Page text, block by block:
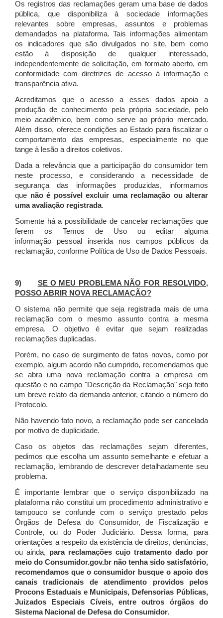
Os registros das reclamações geram uma base de dados
pública, que disponibiliza à sociedade informações
relevantes sobre empresas, assuntos e problemas
demandados na plataforma. Tais informações alimentam
os indicadores que são divulgados no site, bem como
estão à disposição de qualquer interessado,
independentemente de solicitação, em formato aberto, em
conformidade com diretrizes de acesso à informação e
transparência ativa.
Acreditamos que o acesso a esses dados apoia a
produção de conhecimento pela própria sociedade, pelo
meio acadêmico, bem como serve ao próprio mercado.
Além disso, oferece condições ao Estado para fiscalizar o
comportamento das empresas, especialmente no que
tange à lesão a direitos coletivos.
Dada a relevância que a participação do consumidor tem
neste processo, e considerando a necessidade de
segurança das informações produzidas, informamos
que não é possível excluir uma reclamação ou alterar
uma avaliação registrada.
Somente há a possibilidade de cancelar reclamações que
ferem os Temos de Uso ou editar alguma
informação pessoal inserida nos campos públicos da
reclamação, conforme Política de Uso de Dados Pessoais.
9) SE O MEU PROBLEMA NÃO FOR RESOLVIDO,
POSSO ABRIR NOVA RECLAMAÇÃO?
O sistema não permite que seja registrada mais de uma
reclamação com o mesmo assunto contra a mesma
empresa. O objetivo é evitar que sejam realizadas
reclamações duplicadas.
Porém, no caso de surgimento de fatos novos, como por
exemplo, algum acordo não cumprido, recomendamos que
se abra uma nova reclamação contra a empresa em
questão e no campo "Descrição da Reclamação" seja feito
um breve relato da demanda anterior, citando o número do
Protocolo.
Não havendo fato novo, a reclamação pode ser cancelada
por motivo de duplicidade.
Caso os objetos das reclamações sejam diferentes,
pedimos que escolha um assunto semelhante e efetuar a
reclamação, lembrando de descrever detalhadamente seu
problema.
É importante lembrar que o serviço disponibilizado na
plataforma não constitui um procedimento administrativo e
tampouco se confunde com o serviço prestado pelos
Órgãos de Defesa do Consumidor, de Fiscalização e
Controle, ou do Poder Judiciário. Dessa forma, para
orientações a respeito da existência de direitos, denúncias,
ou ainda, para reclamações cujo tratamento dado por
meio do Consumidor.gov.br não tenha sido satisfatório,
recomendamos que o consumidor busque o apoio dos
canais tradicionais de atendimento providos pelos
Procons Estaduais e Municipais, Defensorias Públicas,
Juizados Especiais Cíveis, entre outros órgãos do
Sistema Nacional de Defesa do Consumidor.